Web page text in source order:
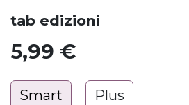
tab edizioni
5,99 €
Smart Plus